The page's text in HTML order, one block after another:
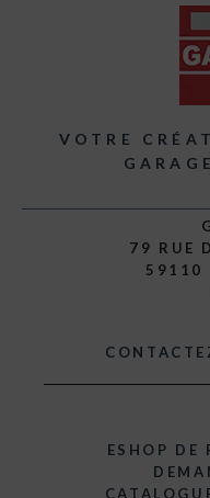
VOTRE
79 RUE
59110
ESHOP DE